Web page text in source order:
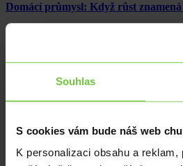
Souhlas
S cookies vám bude náš web
K personalizaci obsahu a
Domácí průmysl: Když růst znamená
stagnujeme…